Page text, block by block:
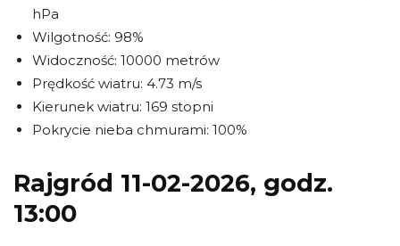
hPa
Wilgotność: 98%
Widoczność: 10000 metrów
Prędkość wiatru: 4.73 m/s
Kierunek wiatru: 169 stopni
Pokrycie nieba chmurami: 100%
Rajgród 11-02-2026, godz.
13:00